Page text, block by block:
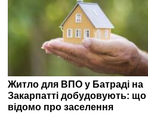
Житло для ВПО у Батраді на
Закарпатті добудовують: що
відомо про заселення